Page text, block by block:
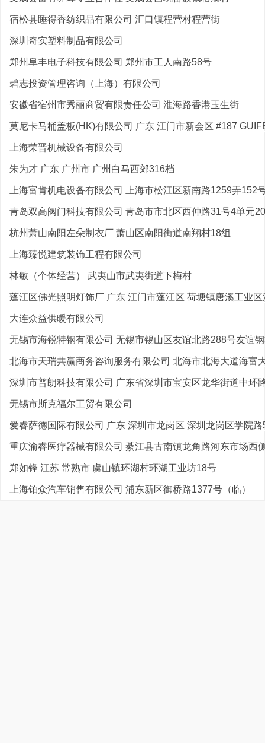
宿松县睡得香纺织品有限公司 汇口镇程营村程营街
深圳奇实塑料制品有限公司
郑州阜丰电子科技有限公司 郑州市工人南路58号
碧志投资管理咨询（上海）有限公司
安徽省宿州市秀丽商贸有限责任公司 淮海路香港玉生街
莫尼卡马桶盖板(HK)有限公司 广东 江门市新会区 #187
上海荣晋机械设备有限公司
朱为才 广东 广州市 广州白马西郊316档
上海富肯机电设备有限公司 上海市松江区新南路1259弄152
青岛双高阀门科技有限公司 青岛市市北区西仲路31号4单元
杭州萧山南阳左朵制衣厂 萧山区南阳街道南翔村18组
上海臻悦建筑装饰工程有限公司
林敏（个体经营） 武夷山市武夷街道下梅村
蓬江区佛光照明灯饰厂 广东 江门市蓬江区 荷塘镇唐溪工业区
大连众益供暖有限公司
无锡市海锐特钢有限公司 无锡市锡山区友谊北路288号友谊
北海市天瑞共赢商务咨询服务有限公司 北海市北海大道海富
深圳市普朗科技有限公司 广东省深圳市宝安区龙华街道中环
无锡市斯克福尔工贸有限公司
爱睿萨德国际有限公司 广东 深圳市龙岗区 深圳龙岗区学院路
重庆渝睿医疗器械有限公司 綦江县古南镇龙角路河东市场西
郑如锋 江苏 常熟市 虞山镇环湖村环湖工业坊18号
上海铂众汽车销售有限公司 浦东新区御桥路1377号（临）